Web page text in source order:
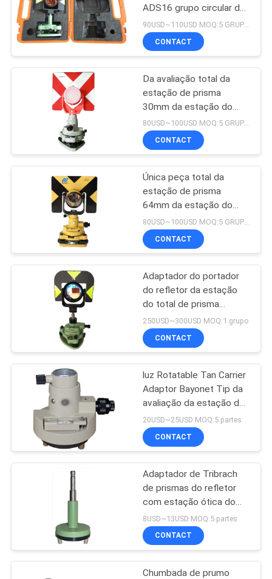
CONTACTE-
NOS
CITAÇÕES
MAPA
PRIVACY
POLICY
ADS16 grupo circular de
prisma único
CONTACT
Da avaliação total da
estação de prisma
30mm da estação do
total ADS17 adaptador
vermelho
80USD~100USD MOQ:5 GRUPOS
CONTACT
Única peça total da
estação de prisma
64mm da estação do
total ADS10
80USD~100USD MOQ:5 GRUPOS
CONTACT
Adaptador do portador
do refletor da estação
do total de prisma
GDF321 da estação do
total GPR121
250USD~300USD MOQ:1 grupo
CONTACT
luz Rotatable Tan Carrier
Adaptor Bayonet Tip da
avaliação da estação do
total de 1.5m Tribrach
20USD~25USD MOQ:5 partes
CONTACT
Adaptador de Tribrach
de prismas do refletor
com estação ótica do
total da chumbada de
prumo CRT10 Tribrach
8USD~13USD MOQ:5 partes
CONTACT
Chumbada de prumo